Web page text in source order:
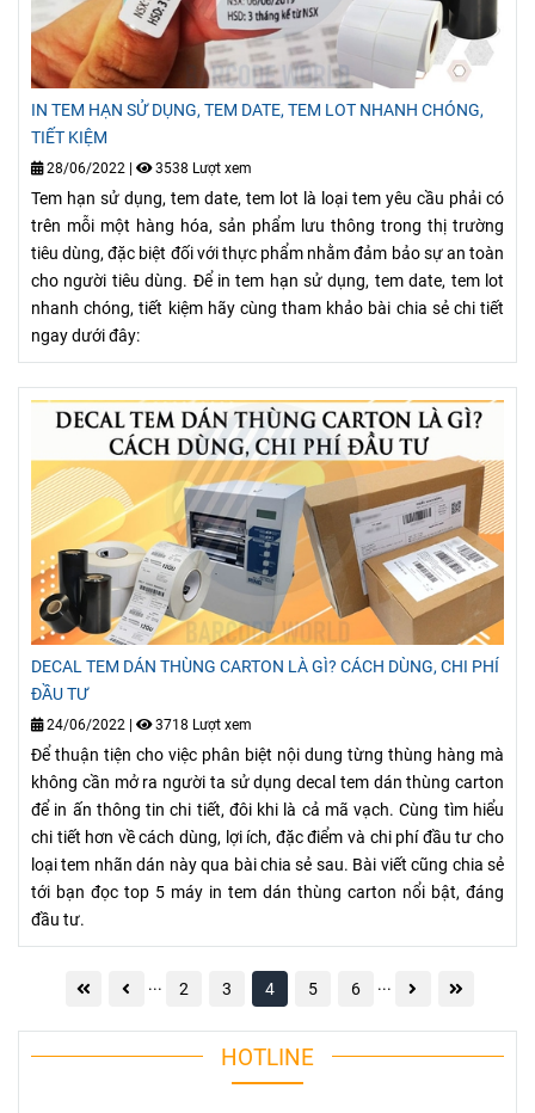
IN TEM HẠN SỬ DỤNG, TEM DATE, TEM LOT NHANH CHÓNG,
TIẾT KIỆM
28/06/2022 3538 Lượt xem
Tem hạn sử dụng, tem date, tem lot là loại tem yêu cầu phải có
trên mỗi một hàng hóa, sản phẩm lưu thông trong thị trường
tiêu dùng, đặc biệt đối với thực phẩm nhằm đảm bảo sự an toàn
cho người tiêu dùng. Để in tem hạn sử dụng, tem date, tem lot
nhanh chóng, tiết kiệm hãy cùng tham khảo bài chia sẻ chi tiết
ngay dưới đây:
DECAL TEM DÁN THÙNG CARTON LÀ GÌ? CÁCH DÙNG, CHI PHÍ
ĐẦU TƯ
24/06/2022 3718 Lượt xem
Để thuận tiện cho việc phân biệt nội dung từng thùng hàng mà
không cần mở ra người ta sử dụng decal tem dán thùng carton
để in ấn thông tin chi tiết, đôi khi là cả mã vạch. Cùng tìm hiểu
chi tiết hơn về cách dùng, lợi ích, đặc điểm và chi phí đầu tư cho
loại tem nhãn dán này qua bài chia sẻ sau. Bài viết cũng chia sẻ
tới bạn đọc top 5 máy in tem dán thùng carton nổi bật, đáng
đầu tư.
... 2 3 4 5 6 ...
HOTLINE